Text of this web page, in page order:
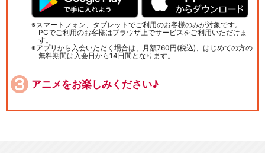
スマートフォン、タブレットでご利用のお客様のみが対象です。
PCでご利用のお客様はブラウザ上でサービスをご利用いただけま
す。
アプリから入会いただく場合は、月額760円(税込)、はじめての方の
無料期間は入会日から14日間となります。
アニメをお楽しみください♪